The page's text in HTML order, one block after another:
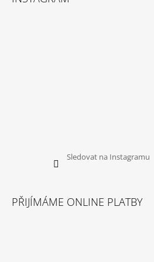
Sledovat na Instagramu
PŘIJÍMÁME ONLINE PLATBY